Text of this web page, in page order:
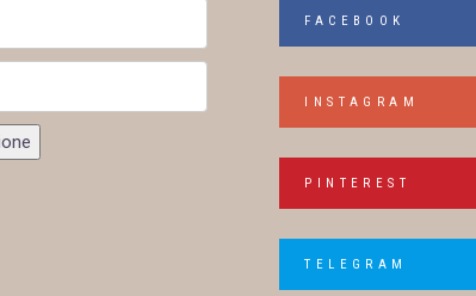
FACEBOOK
INSTAGRAM
PINTEREST
TELEGRAM